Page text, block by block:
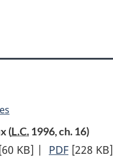
(L.C.1996, ch. 16)
Texte
[60 KB] | PDF Texte
[228 KB]